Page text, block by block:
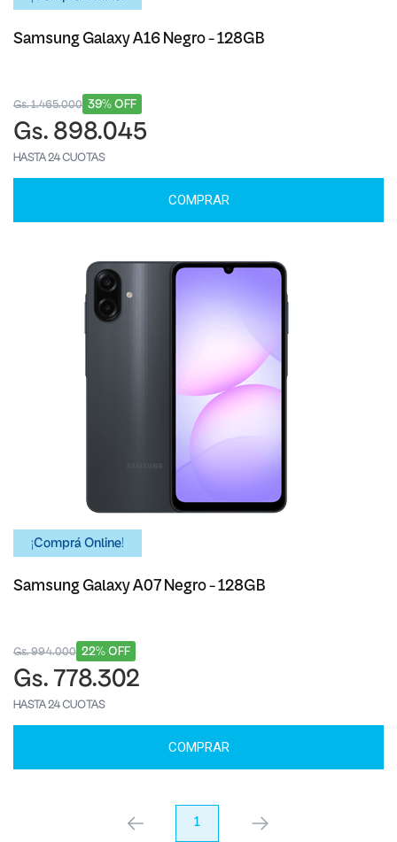
Samsung Galaxy A16 Negro - 128GB
39% OFF
Gs. 1.465.000
Gs. 898.045
HASTA 24 CUOTAS
COMPRAR
¡Comprá Online!
Samsung Galaxy A07 Negro - 128GB
22% OFF
Gs. 994.000
Gs. 778.302
HASTA 24 CUOTAS
COMPRAR
anterior 1 próximo